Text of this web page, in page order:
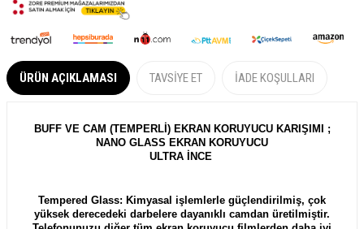
ÜRÜN AÇIKLAMASI TAVSIYE ET İADE KOŞULLARI
BUFF VE CAM (TEMPERLİ) EKRAN KORUYUCU KARIŞIMI ;
NANO GLASS EKRAN KORUYUCU
ULTRA İNCE
Tempered Glass: Kimyasal işlemlerle güçlendirilmiş, çok
yüksek derecedeki darbelere dayanıklı camdan üretilmiştir.